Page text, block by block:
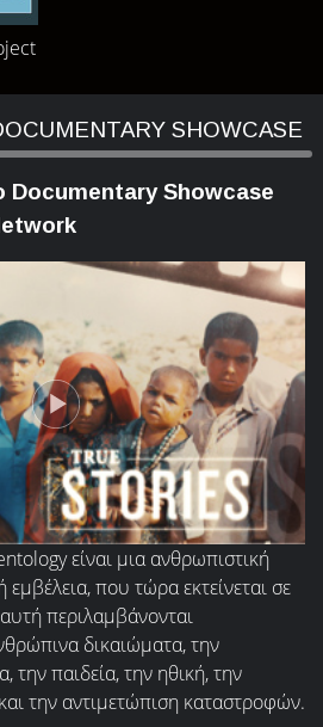
SHOWCASE
Documentary Showcase
είναι μια ανθρωπιστική
εμβέλεια, που τώρα εκτείνεται σε
περιλαμβάνονται
δικαιώματα, την
την παιδεία, την ηθική, την
την αντιμετώπιση καταστροφών.